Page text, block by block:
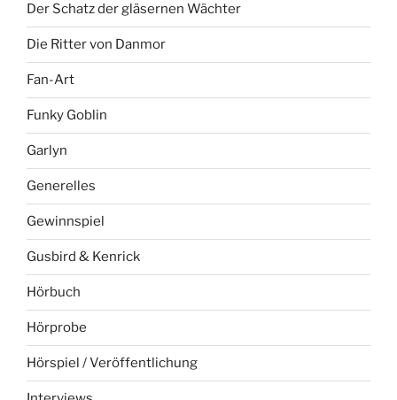
Der Schatz der gläsernen Wächter
Die Ritter von Danmor
Fan-Art
Funky Goblin
Garlyn
Generelles
Gewinnspiel
Gusbird & Kenrick
Hörbuch
Hörprobe
Hörspiel / Veröffentlichung